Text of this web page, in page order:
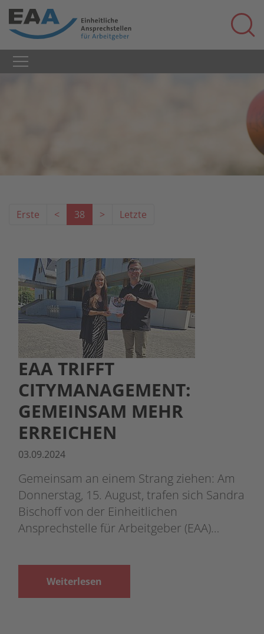
Erste < 38 > Letzte
EAA TRIFFT
CITYMANAGEMENT:
GEMEINSAM MEHR
ERREICHEN
03.09.2024
Gemeinsam an einem Strang ziehen: Am
Donnerstag, 15. August, trafen sich Sandra
Bischoff von der Einheitlichen
Ansprechstelle für Arbeitgeber (EAA)…
Weiterlesen